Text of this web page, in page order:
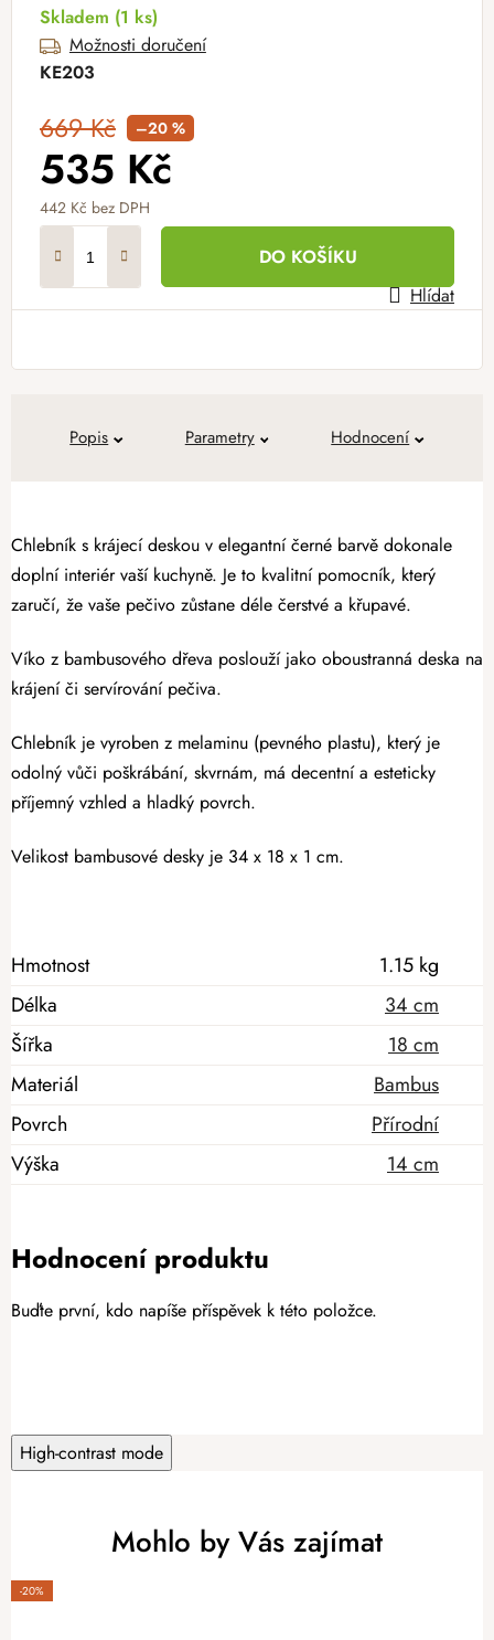
Skladem (1 ks)
Možnosti doručení
KE203
669 Kč –20 %
535 Kč
442 Kč bez DPH
DO KOŠÍKU
Hlídat
Popis Parametry Hodnocení
Chlebník s krájecí deskou v elegantní černé barvě dokonale
doplní interiér vaší kuchyně. Je to kvalitní pomocník, který
zaručí, že vaše pečivo zůstane déle čerstvé a křupavé.
Víko z bambusového dřeva poslouží jako oboustranná deska na
krájení či servírování pečiva.
Chlebník je vyroben z melaminu (pevného plastu), který je
odolný vůči poškrábání, skvrnám, má decentní a esteticky
příjemný vzhled a hladký povrch.
Velikost bambusové desky je 34 x 18 x 1 cm.
Hmotnost
1.15 kg
Délka
34 cm
Šířka
18 cm
Materiál
Bambus
Povrch
Přírodní
Výška
14 cm
Hodnocení produktu
Buďte první, kdo napíše příspěvek k této položce.
High-contrast mode
Mohlo by Vás zajímat
-20%